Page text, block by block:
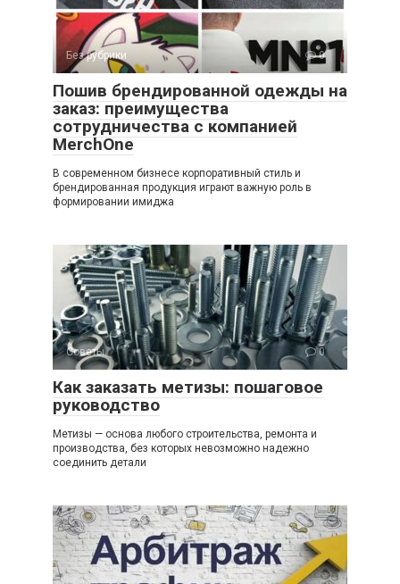
Без рубрики 0
Пошив брендированной одежды на
заказ: преимущества
сотрудничества с компанией
MerchOne
В современном бизнесе корпоративный стиль и
брендированная продукция играют важную роль в
формировании имиджа
Советы 0
Как заказать метизы: пошаговое
руководство
Метизы — основа любого строительства, ремонта и
производства, без которых невозможно надежно
соединить детали